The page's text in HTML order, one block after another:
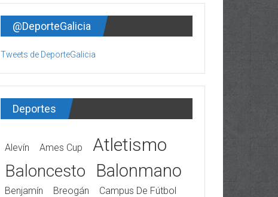
@DeporteGalicia
Tweets de DeporteGalicia
Deportes
Alevín Ames Cup Atletismo
Baloncesto Balonmano
Benjamín Breogán
Campus De Fútbol